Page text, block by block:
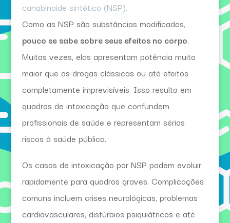
canabinoide sintético (NSP).
Como as NSP são substâncias modificadas,
pouco se sabe sobre seus efeitos no corpo.
Muitas vezes, elas apresentam potência muito
maior que as drogas clássicas ou até efeitos
completamente imprevisíveis. Isso resulta em
quadros de intoxicação que confundem
profissionais de saúde e representam sérios
riscos à saúde pública.
Os casos de intoxicação por NSP podem evoluir
rapidamente para quadros graves. Complicações
comuns incluem crises neurológicas, problemas
cardiovasculares, distúrbios psiquiátricos e até